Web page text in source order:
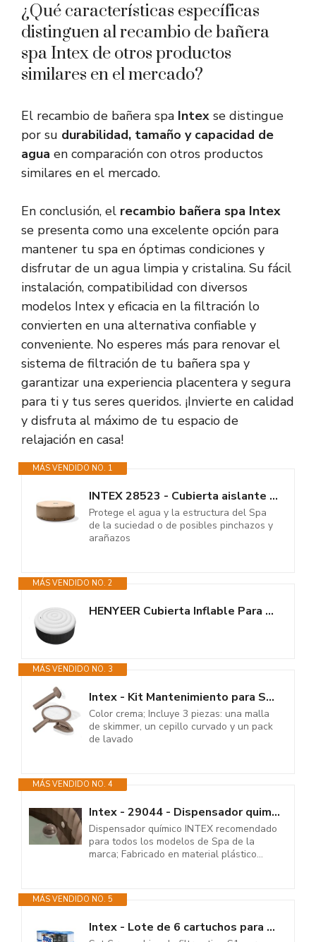
¿Qué características específicas
distinguen al recambio de bañera
spa Intex de otros productos
similares en el mercado?
El recambio de bañera spa Intex se distingue
por su durabilidad, tamaño y capacidad de
agua en comparación con otros productos
similares en el mercado.
En conclusión, el recambio bañera spa Intex
se presenta como una excelente opción para
mantener tu spa en óptimas condiciones y
disfrutar de un agua limpia y cristalina. Su fácil
instalación, compatibilidad con diversos
modelos Intex y eficacia en la filtración lo
convierten en una alternativa confiable y
conveniente. No esperes más para renovar el
sistema de filtración de tu bañera spa y
garantizar una experiencia placentera y segura
para ti y tus seres queridos. ¡Invierte en calidad
y disfruta al máximo de tu espacio de
relajación en casa!
MÁS VENDIDO NO. 1
INTEX 28523 - Cubierta aislante Spa hinchable
Protege el agua y la estructura del Spa
de la suciedad o de posibles pinchazos y
arañazos
MÁS VENDIDO NO. 2
HENYEER Cubierta Inflable Para Bañera de Hidromasaje Redonda,Cubierta de...
MÁS VENDIDO NO. 3
Intex - Kit Mantenimiento para SPA, 3 Piezas (55021)
Color crema; Incluye 3 piezas: una malla
de skimmer, un cepillo curvado y un pack
de lavado
MÁS VENDIDO NO. 4
Intex - 29044 - Dispensador quimicos purespa
Dispensador químico INTEX recomendado
para todos los modelos de Spa de la
marca; Fabricado en material plástico...
MÁS VENDIDO NO. 5
Intex - Lote de 6 cartuchos para PureSpa